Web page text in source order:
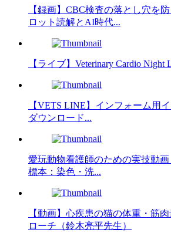
【録画】CBC検査の落とし穴を
ロット読解とAI時代...
【ライブ】Veterinary Cardio Night
【VETS LINE】インフォーム用
ダウンロード...
愛玩動物看護師のための実技動
標本：染色・洗...
【動画】心疾患の猫の体重・筋
ローチ（鈴木亮平先生）